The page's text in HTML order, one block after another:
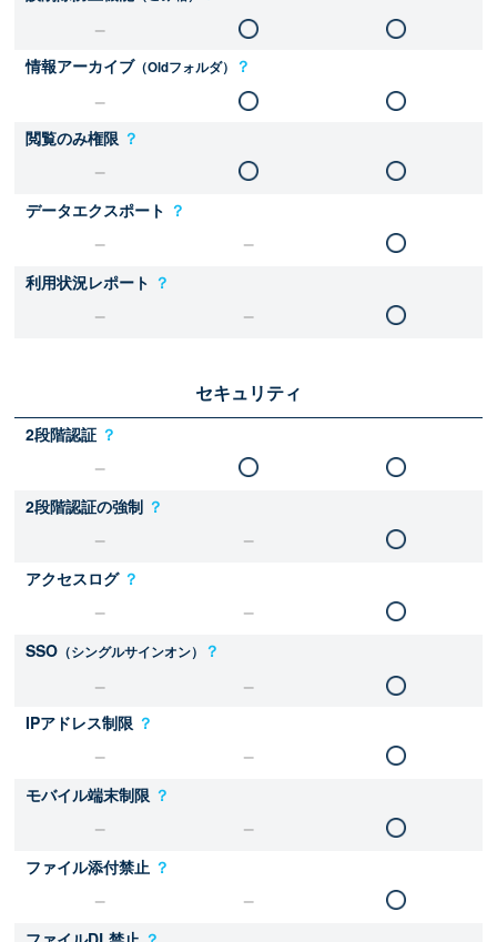
情報アーカイブ（Oldフォルダ） ？
閲覧のみ権限 ？
データエクスポート ？
利用状況レポート ？
セキュリティ
2段階認証 ？
2段階認証の強制 ？
アクセスログ ？
SSO （シングルサインオン） ？
IPアドレス制限 ？
モバイル端末制限 ？
ファイル添付禁止 ？